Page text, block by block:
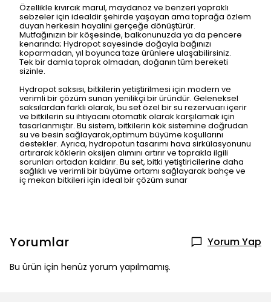
Özellikle kıvırcık marul, maydanoz ve benzeri yapraklı
sebzeler için idealdir şehirde yaşayan ama toprağa özlem
duyan herkesin hayalini gerçeğe dönüştürür.
Mutfağınızın bir köşesinde, balkonunuzda ya da pencere
kenarında; Hydropot sayesinde doğayla bağınızı
koparmadan, yıl boyunca taze ürünlere ulaşabilirsiniz.
Tek bir damla toprak olmadan, doğanın tüm bereketi
sizinle.
Hydropot saksısı, bitkilerin yetiştirilmesi için modern ve
verimli bir çözüm sunan yenilikçi bir üründür. Geleneksel
saksılardan farklı olarak, bu set özel bir su rezervuarı içerir
ve bitkilerin su ihtiyacını otomatik olarak karşılamak için
tasarlanmıştır. Bu sistem, bitkilerin kök sistemine doğrudan
su ve besin sağlayarak,optimum büyüme koşullarını
destekler. Ayrıca, hydropotun tasarımı hava sirkülasyonunu
artırarak köklerin oksijen alımını artırır ve toprakla ilgili
sorunları ortadan kaldırır. Bu set, bitki yetiştiricilerine daha
sağlıklı ve verimli bir büyüme ortamı sağlayarak bahçe ve
iç mekan bitkileri için ideal bir çözüm sunar
Yorumlar Yorum Yap
Bu ürün için henüz yorum yapılmamış.